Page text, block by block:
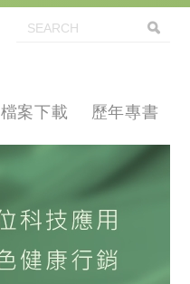
檔案下載 歷年專書